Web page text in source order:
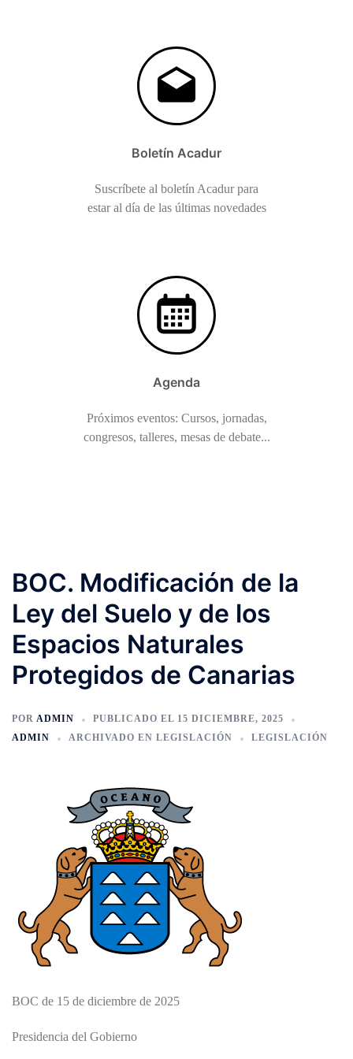
Boletín Acadur
Suscríbete al boletín Acadur para
estar al día de las últimas novedades
Agenda
Próximos eventos: Cursos, jornadas,
congresos, talleres, mesas de debate...
BOC. Modificación de la
Ley del Suelo y de los
Espacios Naturales
Protegidos de Canarias
POR ADMIN PUBLICADO EL 15 DICIEMBRE, 2025
ADMIN
ARCHIVADO EN LEGISLACIÓN LEGISLACIÓN
BOC de 15 de diciembre de 2025
Presidencia del Gobierno